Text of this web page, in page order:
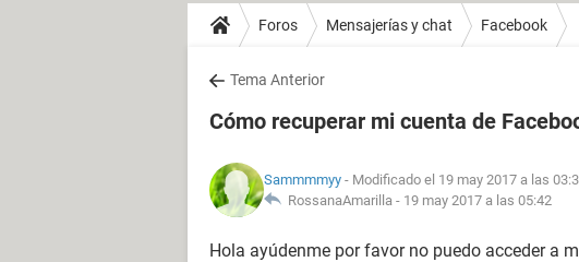
Foros Mensajerías y chat Facebook
Tema Anterior
Cómo recuperar mi cuenta de
Sammmmyy - Modificado el 19 may 2017 a las
RossanaAmarilla - 19 may 2017 a las 05:42
Hola ayúdenme por favor no puedo acceder a